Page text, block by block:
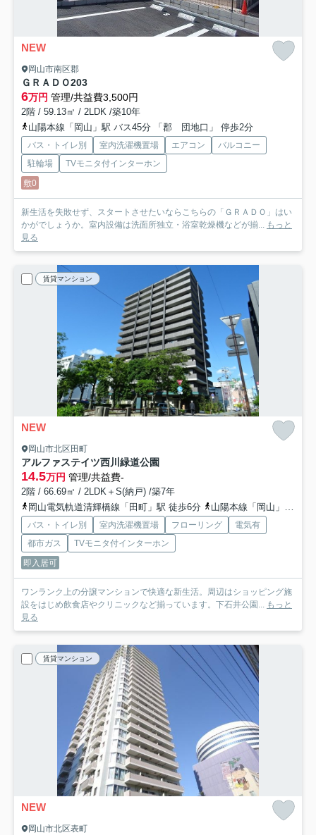
NEW
岡山市南区郡
ＧＲＡＤＯ203
6万円 管理/共益費3,500円
2階 / 59.13㎡ / 2LDK /築10年
山陽本線「岡山」駅 バス45分 「郡 団地口」 停歩2分
バス・トイレ別 室内洗濯機置場 エアコン
バルコニー
駐輪場
TVモニタ付インターホン
敷0
新生活を失敗せず、スタートさせたいならこちらの「ＧＲＡＤＯ」はい
かがでしょうか。室内設備は洗面所独立・浴室乾燥機などが揃... もっと
見る
賃貸マンション
NEW
岡山市北区田町
アルファステイツ西川緑道公園
14.5万円 管理/共益費-
2階 / 66.69㎡ / 2LDK＋S(納戸) /築7年
岡山電気軌道清輝橋線「田町」駅 徒歩6分
山陽本線「岡山」駅 徒歩12分
バス・トイレ別 室内洗濯機置場 フローリング
電気有
都市ガス
TVモニタ付インターホン
即入居可
ワンランク上の分譲マンションで快適な新生活。周辺はショッピング施
設をはじめ飲食店やクリニックなど揃っています。下石井公園... もっと
見る
賃貸マンション
NEW
岡山市北区表町